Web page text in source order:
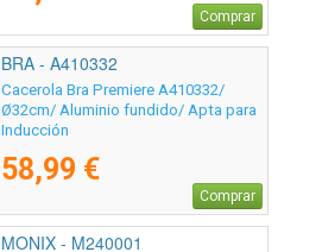
Comprar
BRA - A410332
Cacerola Bra Premiere A410332/
Ø32cm/ Aluminio fundido/ Apta para
Inducción
58,99 €
Comprar
MONIX - M240001